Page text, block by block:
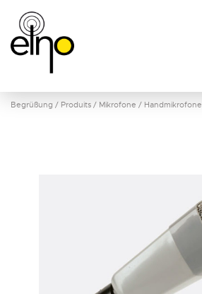
Begrüßung / Produits / Mikrofone / Handmikrofone